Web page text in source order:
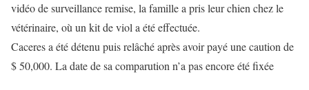
vidéo de surveillance remise, la famille a pris leur chien chez le
vétérinaire, où un kit de viol a été effectuée.
Caceres a été détenu puis relâché après avoir payé une caution de
$ 50,000. La date de sa comparution n’a pas encore été fixée